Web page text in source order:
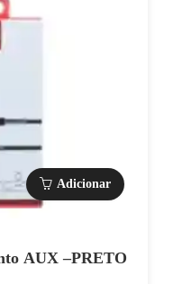
Adicionar
AUX –PRETO